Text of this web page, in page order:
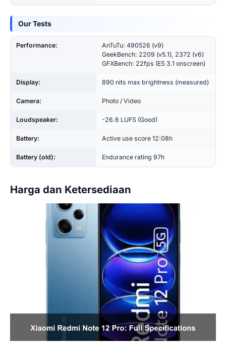
Our Tests
Performance:
AnTuTu: 490526 (v9)
GeekBench: 2209 (v5.1), 2372 (v6)
GFXBench: 22fps (ES 3.1 onscreen)
Display: 890 nits max brightness (measured)
Camera: Photo / Video
Loudspeaker: -26.6 LUFS (Good)
Battery: Active use score 12:08h
Battery (old): Endurance rating 97h
Harga dan Ketersediaan